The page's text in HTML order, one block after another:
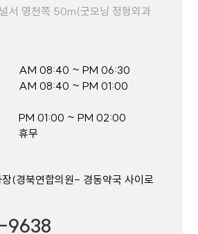
서 영천쪽 50m(굿모닝 정형외과
AM 08:40 ~ PM 06:30
AM 08:40 ~ PM 01:00
PM 01:00 ~ PM 02:00
휴무
(경북연합의원- 경동약국 사이로